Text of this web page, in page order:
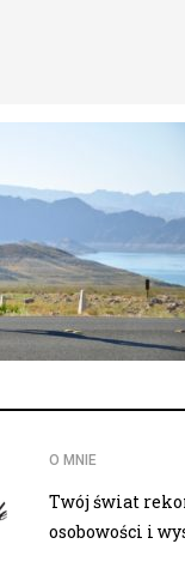
O MNIE
Twój świat
osobowości i